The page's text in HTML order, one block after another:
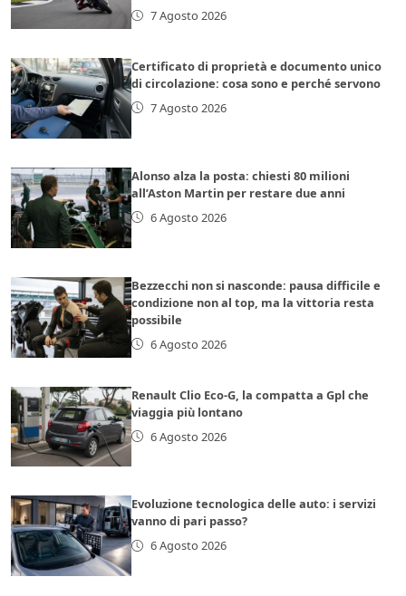
7 Agosto 2026
Certificato di proprietà e documento unico
di circolazione: cosa sono e perché servono
7 Agosto 2026
Alonso alza la posta: chiesti 80 milioni
all’Aston Martin per restare due anni
6 Agosto 2026
Bezzecchi non si nasconde: pausa difficile e
condizione non al top, ma la vittoria resta
possibile
6 Agosto 2026
Renault Clio Eco-G, la compatta a Gpl che
viaggia più lontano
6 Agosto 2026
Evoluzione tecnologica delle auto: i servizi
vanno di pari passo?
6 Agosto 2026